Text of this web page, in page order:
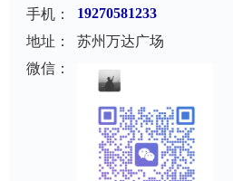
手机：
19270581233
地址：
苏州万达广场
微信：